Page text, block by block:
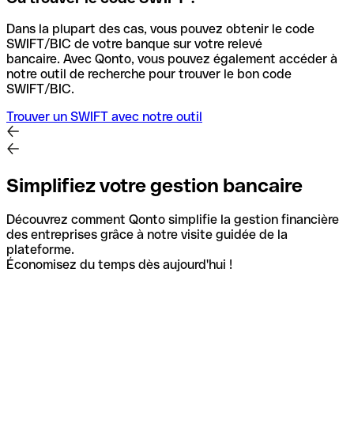
Dans la plupart des cas, vous pouvez obtenir le code
SWIFT/BIC de votre banque sur votre relevé
bancaire. Avec Qonto, vous pouvez également accéder à
notre outil de recherche pour trouver le bon code
SWIFT/BIC.
Trouver un SWIFT avec notre outil
Simplifiez votre gestion bancaire
Découvrez comment Qonto simplifie la gestion financière
des entreprises grâce à notre visite guidée de la
plateforme.
Économisez du temps dès aujourd'hui !